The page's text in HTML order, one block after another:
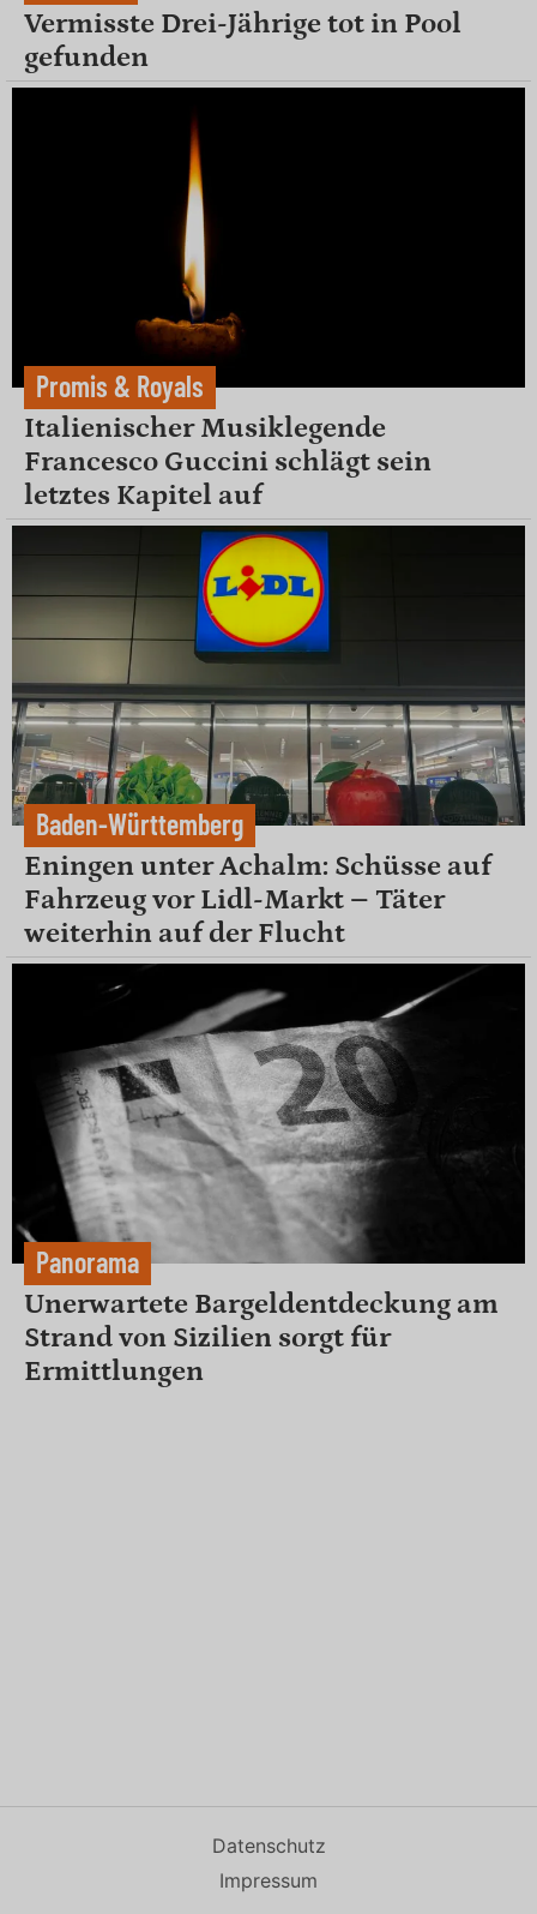
Vermisste Drei-Jährige tot in Pool
gefunden
Promis & Royals
Italienischer Musiklegende
Francesco Guccini schlägt sein
letztes Kapitel auf
Baden-Württemberg
Eningen unter Achalm: Schüsse auf
Fahrzeug vor Lidl-Markt – Täter
weiterhin auf der Flucht
Panorama
Unerwartete Bargeldentdeckung am
Strand von Sizilien sorgt für
Ermittlungen
Datenschutz
Impressum